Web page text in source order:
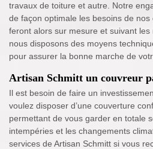
travaux de toiture et autre. Notre
de façon optimale les besoins de
feront alors sur mesure et suivant les
nous disposons des moyens
pour assurer la bonne marche de
Artisan Schmitt un couvreur
Il est besoin de faire un
voulez disposer d’une couverture
permettant de vous garder en totale
intempéries et les changements
services de Artisan Schmitt si vous